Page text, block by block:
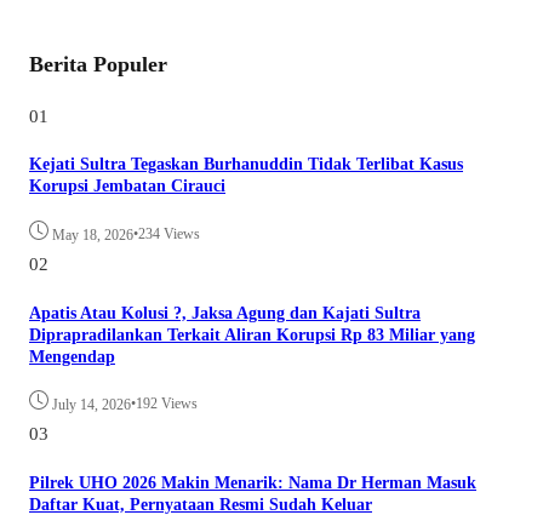
Berita Populer
01
Kejati Sultra Tegaskan Burhanuddin Tidak Terlibat Kasus
Korupsi Jembatan Cirauci
May 18, 2026•234 Views
02
Apatis Atau Kolusi ?, Jaksa Agung dan Kajati Sultra
Diprapradilankan Terkait Aliran Korupsi Rp 83 Miliar yang
Mengendap
July 14, 2026•192 Views
03
Pilrek UHO 2026 Makin Menarik: Nama Dr Herman Masuk
Daftar Kuat, Pernyataan Resmi Sudah Keluar